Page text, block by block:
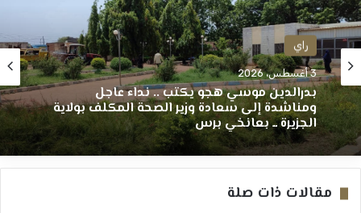
راي
3 أغسطس، 2026
بدرالدين موسي هجو يكتب .. نداء عاجل
ومناشدة إلى سعادة وزير الصحة المكلف بولاية
الجزيرة ــ بعانخي برس
مقالات ذات صلة